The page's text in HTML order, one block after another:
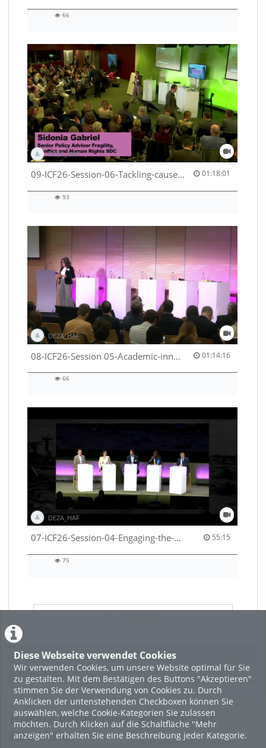
Diese Webseite verwendet Cookies
Wir verwenden Cookies, um unsere Website optimal für Sie
zu gestalten. Mit dem Bestätigen des Buttons "Akzeptieren"
stimmen Sie der Verwendung von Cookies zu. Durch
Anklicken der untenstehenden Checkboxen können Sie
auswählen, welche Cookie-Kategorien Sie zulassen
möchten. Durch Klicken auf die Schaltfläche "Mehr
anzeigen" erhalten Sie eine Beschreibung jeder Kategorie.
66
DEZA_HAF
09-ICF26-Session-06-Tackling-causes-of-crises-not-symptoms-53529531690001791 01:18:01
01:18:01 duration
93
DEZA_HAF
08-ICF26-Session 05-Academic-innovation-meets-international-cooperation-53529531670001791 01:14:16
01:14:16 duration
66
DEZA_HAF
07-ICF26-Session-04-Engaging-the-private-sector-in-humanitarian-contexts-53529531650001791 55:15
55:15 duration
75
Featured
Beliebtheit
Herausgeber und
Redaktion
Rechtliches
Nutzungsbestimmungen